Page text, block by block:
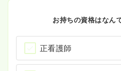
お持ちの資格はなん
正看護師